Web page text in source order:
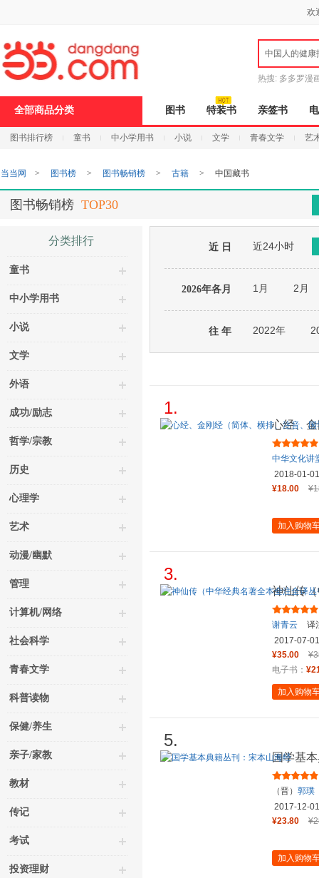
欢
中国人的健康
热搜: 多多罗漫
全部商品分类 图书 特装书 亲签书
图书排行榜 童书 中小学用书 小说 文学 青春文学 艺
打
开
无
障
页
加
当当网 > 图书榜 > 图书畅销榜 > 古籍 > 中国藏书
图书畅销榜 TOP30
分类排行
童书
中小学用书
小说
文学
外语
成功/励志
哲学/宗教
历史
心理学
艺术
动漫/幽默
管理
计算机/网络
社会科学
青春文学
科普读物
保健/养生
亲子/家教
教材
传记
考试
投资理财
近 日 近24小时
2026年各月 1月 2月
往 年 2022年
1.
心经、
经典诵
中华文化讲
2018-01-01
¥18.00
加入购物
3.
神仙传
三全本）
谢青云
译
2017-07-01
¥35.00
电子书：
加入购物
5.
国学基
（晋） 郭璞
2017-12-01
¥23.80
加入购物